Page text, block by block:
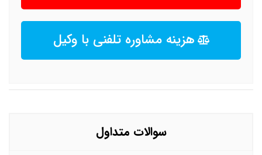
هزینه مشاوره تلفنی با وکیل
سوالات متداول